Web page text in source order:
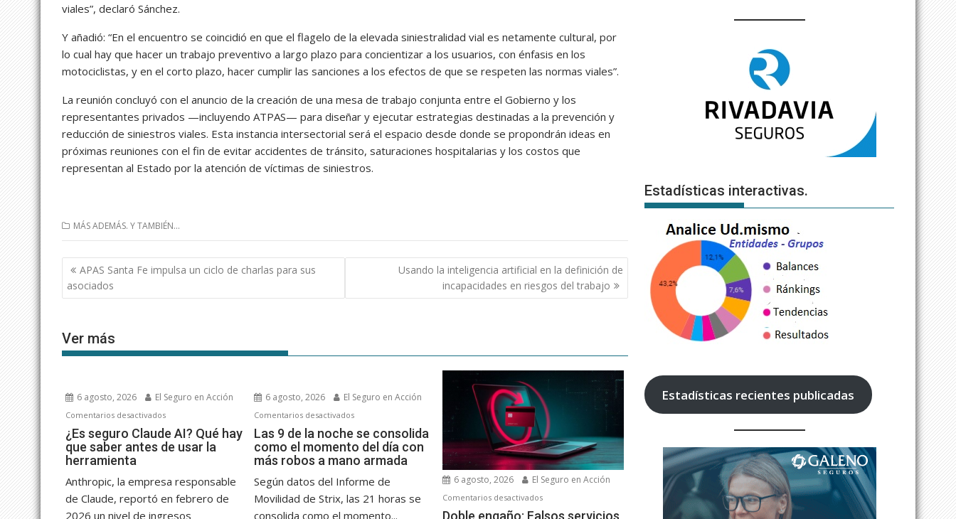
viales”, declaró Sánchez.
Y añadió: “En el encuentro se coincidió en que el flagelo de la elevada siniestralidad vial es netamente cultural, por
lo cual hay que hacer un trabajo preventivo a largo plazo para concientizar a los usuarios, con énfasis en los
motociclistas, y en el corto plazo, hacer cumplir las sanciones a los efectos de que se respeten las normas viales”.
La reunión concluyó con el anuncio de la creación de una mesa de trabajo conjunta entre el Gobierno y los
representantes privados —incluyendo ATPAS— para diseñar y ejecutar estrategias destinadas a la prevención y
reducción de siniestros viales. Esta instancia intersectorial será el espacio desde donde se propondrán ideas en
próximas reuniones con el fin de evitar accidentes de tránsito, saturaciones hospitalarias y los costos que
representan al Estado por la atención de víctimas de siniestros.
MÁS ADEMÁS. Y TAMBIÉN...
Navegación
de
entradas
APAS Santa Fe impulsa un ciclo de charlas para sus
asociados
Usando la inteligencia artificial en la definición de
incapacidades en riesgos del trabajo
Ver más
6 agosto, 2026 El Seguro en Acción
Comentarios desactivadosen
¿Es
seguro
Qué
¿Es seguro Claude AI? Qué hay
que saber antes de usar la
herramienta
Anthropic, la empresa responsable
de Claude, reportó en febrero de
2026 un nivel de ingresos
6 agosto, 2026 El Seguro en Acción
Comentarios desactivadosen
Las
9
de
Las 9 de la noche se consolida
como el momento del día con
más robos a mano armada
Según datos del Informe de
Movilidad de Strix, las 21 horas se
consolida como el momento...
6 agosto, 2026 El Seguro en Acción
Comentarios desactivadosen
Doble
Doble engaño: Falsos servicios
Estadísticas interactivas.
Estadísticas recientes publicadas